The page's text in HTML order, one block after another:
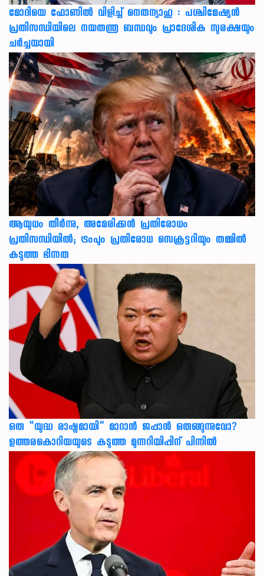
മോദിയെ ഫോണിൽ വിളിച്ച് നെതന്യാഹു : പശ്ചിമേഷ്യൻ
പ്രതിസന്ധിയിലെ നയതന്ത്ര ബന്ധവും പ്രാദേശിക സുരക്ഷയും
ചർച്ചയായി
ആയുധം തീർന്നു, അമേരിക്കൻ പ്രതിരോധം
പ്രതിസന്ധിയിൽ; ട്രംപും പ്രതിരോധ സെക്രട്ടറിയും തമ്മിൽ
കടുത്ത ഭിന്നത
ഒരു “യുദ്ധ രാഷ്ട്രമായി” മാറാൻ ജപ്പാൻ ഒരുങ്ങുന്നുവോ?
ഉത്തരകൊറിയയുടെ കടുത്ത മുന്നറിയിപ്പിന് പിന്നിൽ